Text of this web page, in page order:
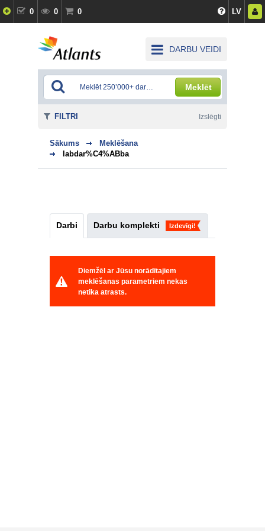
0 0 0 LV
DARBU VEIDI
Meklēt
Sākums
Meklēšana
labdar%C4%ABba
Darbi Darbu komplekti Izdevīgi!
Diemžēl ar Jūsu norādītajiem
meklēšanas parametriem nekas
netika atrasts.
FILTRI Izslēgti